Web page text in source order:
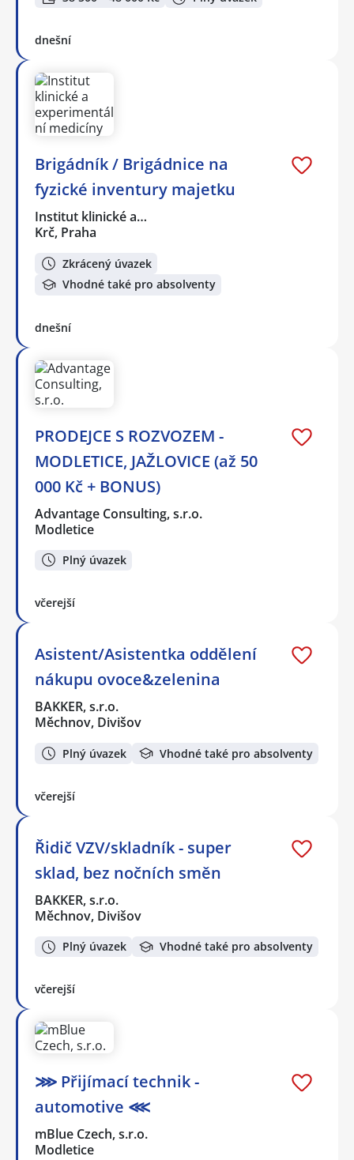
dnešní
Brigádník / Brigádnice na
fyzické inventury majetku
Institut klinické a…
Krč, Praha
Zkrácený úvazek
Vhodné také pro absolventy
dnešní
PRODEJCE S ROZVOZEM -
MODLETICE, JAŽLOVICE (až 50
000 Kč + BONUS)
Advantage Consulting, s.r.o.
Modletice
Plný úvazek
včerejší
Asistent/Asistentka oddělení
nákupu ovoce&zelenina
BAKKER, s.r.o.
Měchnov, Divišov
Plný úvazek Vhodné také pro absolventy
včerejší
Řidič VZV/skladník - super
sklad, bez nočních směn
BAKKER, s.r.o.
Měchnov, Divišov
Plný úvazek Vhodné také pro absolventy
včerejší
⋙ Přijímací technik -
automotive ⋘
mBlue Czech, s.r.o.
Modletice